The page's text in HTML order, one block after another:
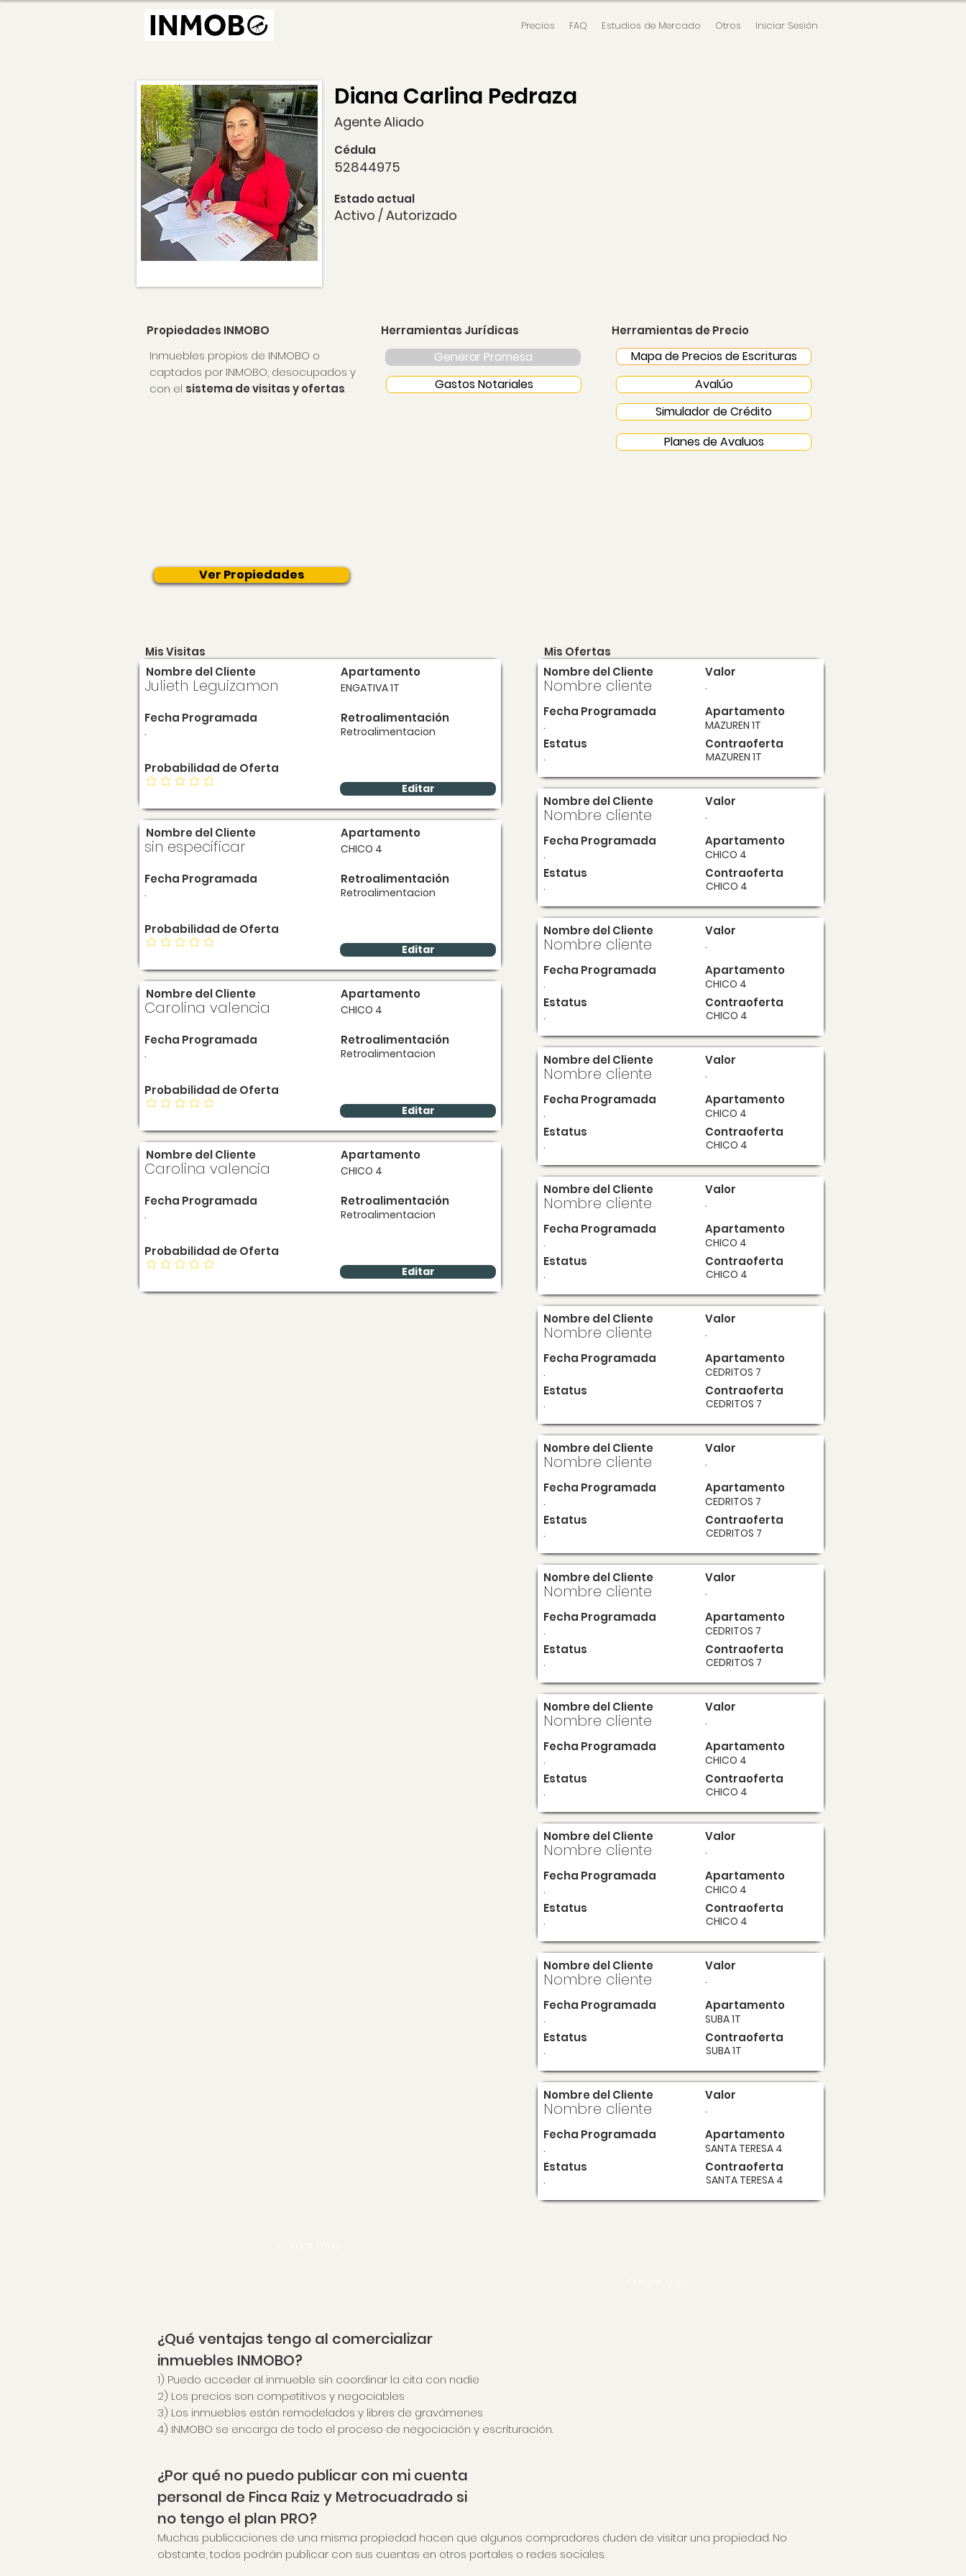
Precios FAQ Estudios de Mercado Otros Iniciar Sesión
Diana Carlina Pedraza
Agente Aliado
Cédula
52844975
Estado actual
Activo / Autorizado
Propiedades INMOBO
Inmuebles propios de INMOBO o
captados por INMOBO, desocupados y
con el sistema de visitas y ofertas.
Ver Propiedades
Herramientas Jurídicas
Generar Promesa
Gastos Notariales
Herramientas de Precio
Mapa de Precios de Escrituras
Avalúo
Simulador de Crédito
Planes de Avaluos
Mis Visitas
Nombre del Cliente
Julieth Leguizamon
Apartamento
ENGATIVA 1T
Fecha Programada
.
Retroalimentación
Retroalimentacion
Probabilidad de Oferta
Editar
Nombre del Cliente
sin especificar
Apartamento
CHICO 4
Fecha Programada
.
Retroalimentación
Retroalimentacion
Probabilidad de Oferta
Editar
Nombre del Cliente
Carolina valencia
Apartamento
CHICO 4
Fecha Programada
.
Retroalimentación
Retroalimentacion
Probabilidad de Oferta
Editar
Nombre del Cliente
Carolina valencia
Apartamento
CHICO 4
Fecha Programada
.
Retroalimentación
Retroalimentacion
Probabilidad de Oferta
Editar
Mis Ofertas
Nombre del Cliente
Nombre cliente
Valor
.
Fecha Programada Apartamento
. MAZUREN 1T
Estatus
. MAZUREN 1T
Contraoferta
Nombre del Cliente
Nombre cliente
Valor
.
Fecha Programada Apartamento
. CHICO 4
Estatus
. CHICO 4
Contraoferta
Nombre del Cliente
Nombre cliente
Valor
.
Fecha Programada Apartamento
. CHICO 4
Estatus
. CHICO 4
Contraoferta
Nombre del Cliente
Nombre cliente
Valor
.
Fecha Programada Apartamento
. CHICO 4
Estatus
. CHICO 4
Contraoferta
Nombre del Cliente
Nombre cliente
Valor
.
Fecha Programada Apartamento
. CHICO 4
Estatus
. CHICO 4
Contraoferta
Nombre del Cliente
Nombre cliente
Valor
.
Fecha Programada Apartamento
. CEDRITOS 7
Estatus
. CEDRITOS 7
Contraoferta
Nombre del Cliente
Nombre cliente
Valor
.
Fecha Programada Apartamento
. CEDRITOS 7
Estatus
. CEDRITOS 7
Contraoferta
Nombre del Cliente
Nombre cliente
Valor
.
Fecha Programada Apartamento
. CEDRITOS 7
Estatus
. CEDRITOS 7
Contraoferta
Nombre del Cliente
Nombre cliente
Valor
.
Fecha Programada Apartamento
. CHICO 4
Estatus
. CHICO 4
Contraoferta
Nombre del Cliente
Nombre cliente
Valor
.
Fecha Programada Apartamento
. CHICO 4
Estatus
. CHICO 4
Contraoferta
Nombre del Cliente
Nombre cliente
Valor
.
Fecha Programada Apartamento
. SUBA 1T
Estatus
. SUBA 1T
Contraoferta
Nombre del Cliente
Nombre cliente
Valor
.
Fecha Programada Apartamento
. SANTA TERESA 4
Estatus
. SANTA TERESA 4
Contraoferta
¿Qué ventajas tengo al comercializar
inmuebles INMOBO?
1) Puedo acceder al inmueble sin coordinar la cita con nadie
2) Los precios son competitivos y negociables
3) Los inmuebles están remodelados y libres de gravámenes
4) INMOBO se encarga de todo el proceso de negociación y escrituración.
¿Por qué no puedo publicar con mi cuenta
personal de Finca Raiz y Metrocuadrado si
no tengo el plan PRO?
Muchas publicaciones de una misma propiedad hacen que algunos compradores duden de visitar una propiedad. No
obstante, todos podrán publicar con sus cuentas en otros portales o redes sociales.